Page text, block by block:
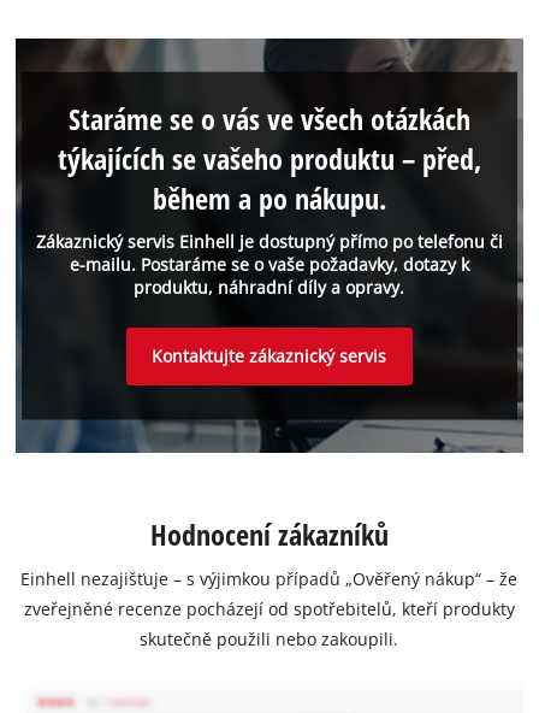
Zákaznický servis Einhell je dostupný přímo po telefonu či
e-mailu. Postaráme se o vaše požadavky, dotazy k
produktu, náhradní díly a opravy.
Staráme se o vás ve všech otázkách
týkajících se vašeho produktu – před,
během a po nákupu.
Kontaktujte zákaznický servis
Hodnocení zákazníků
Einhell nezajišťuje – s výjimkou případů „Ověřený nákup“ – že
zveřejněné recenze pocházejí od spotřebitelů, kteří produkty
skutečně použili nebo zakoupili.